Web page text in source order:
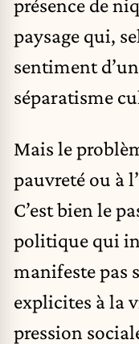
présence de
paysage qui,
sentiment
séparatisme
Mais le
pauvreté ou à
C’est bien le
politique qui
manifeste pas
explicites à la
pression